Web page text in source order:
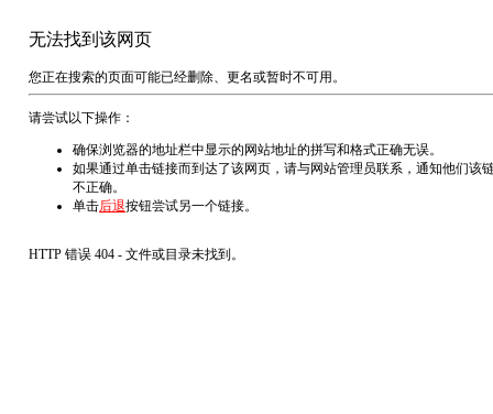
无法找到该网页
您正在搜索的页面可能已经删除、更名或暂时不可用。
请尝试以下操作：
确保浏览器的地址栏中显示的网站地址的拼写和格式正确无误。
如果通过单击链接而到达了该网页，请与网站管理员联系，通知他们该
不正确。
单击后退按钮尝试另一个链接。
HTTP 错误 404 - 文件或目录未找到。